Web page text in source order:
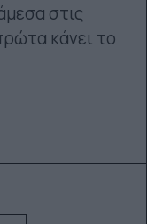
στις
κάνει το